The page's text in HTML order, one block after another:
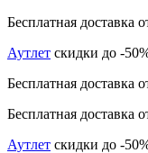
Бесплатная доставка
Аутлет скидки до -
Бесплатная доставка
Бесплатная доставка
Аутлет скидки до -